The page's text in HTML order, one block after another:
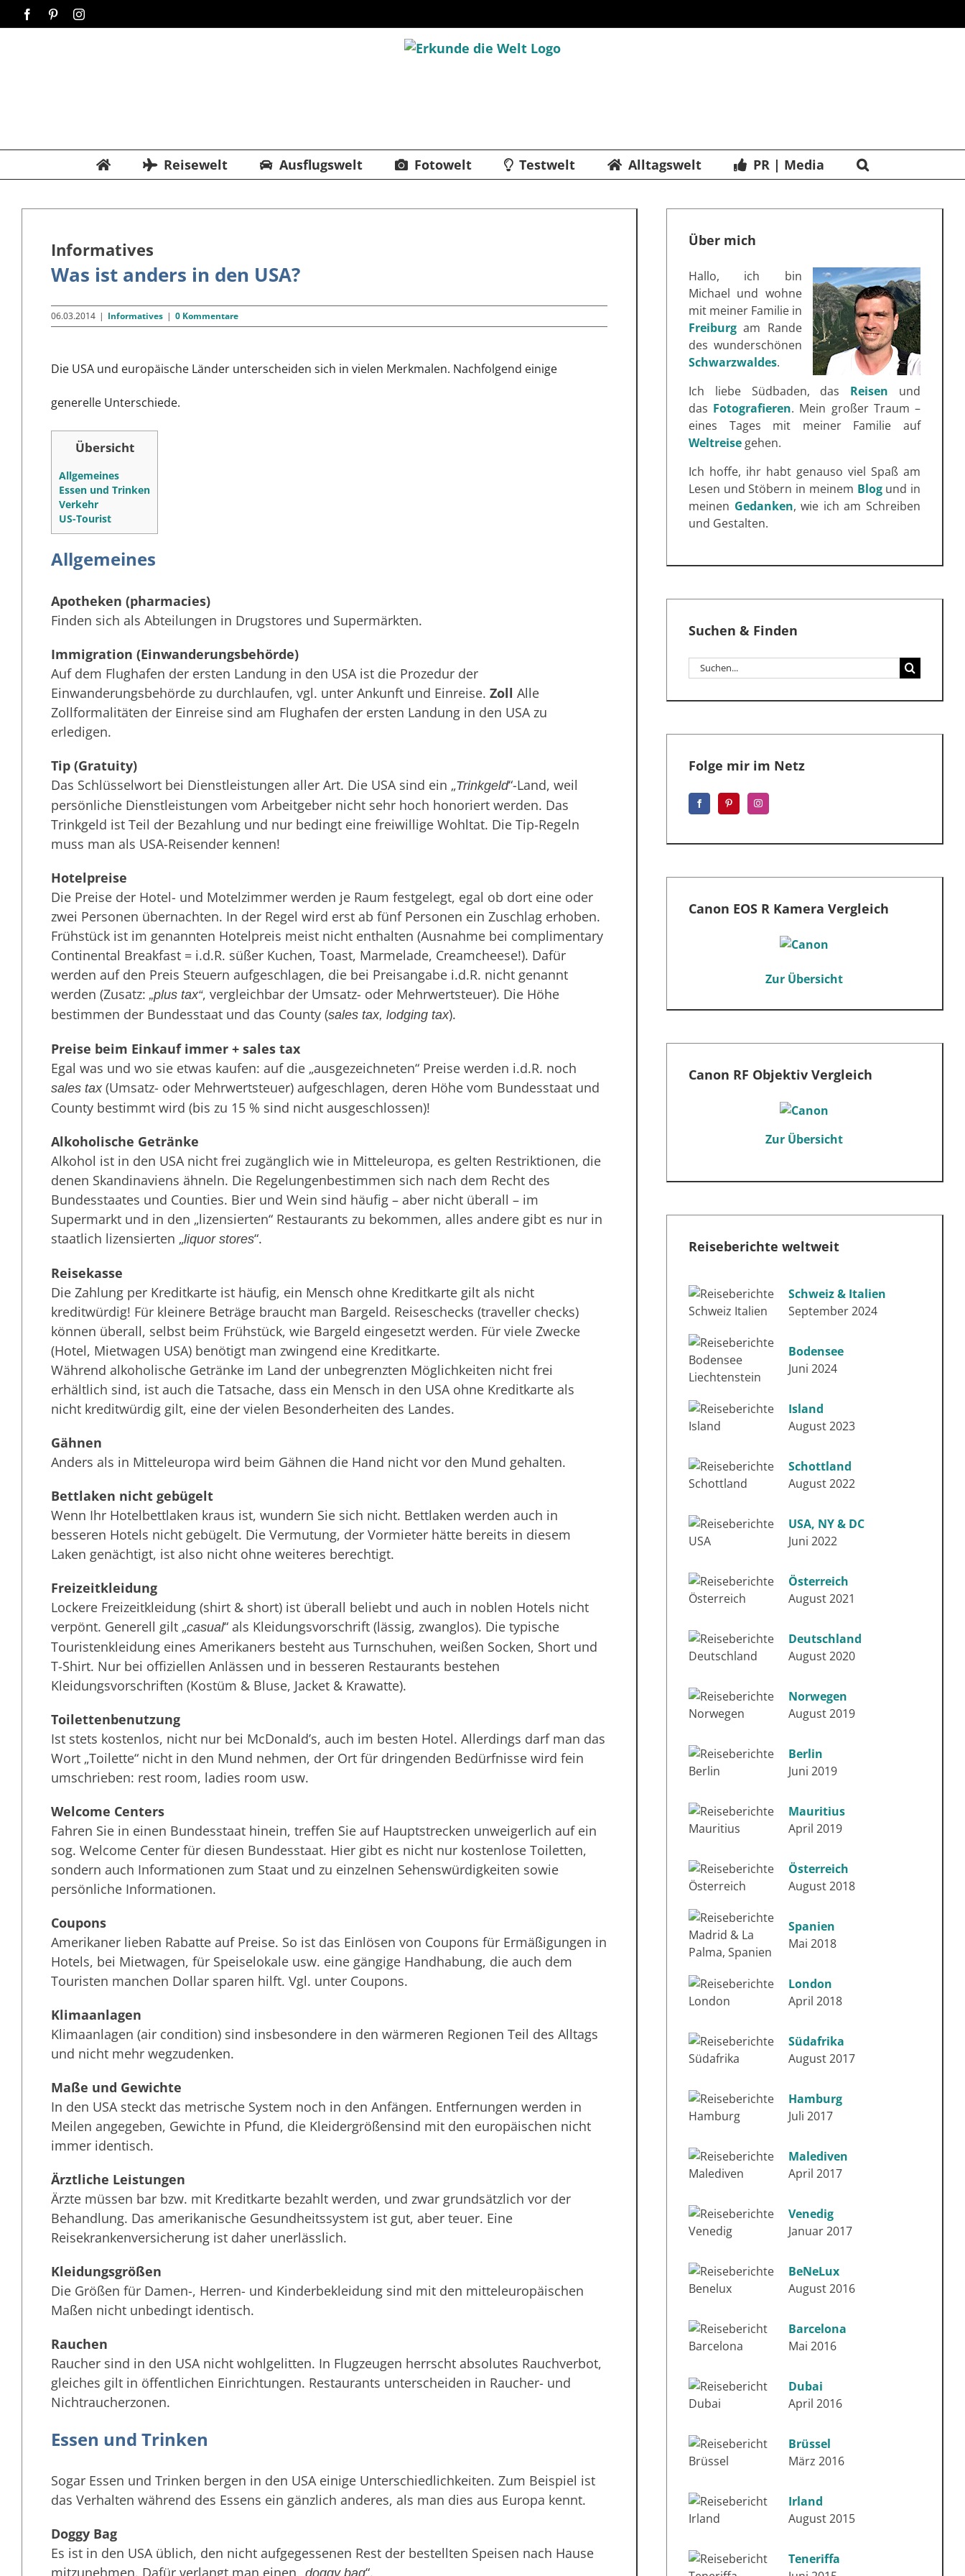
Zum
Inhalt
FacebookPinterestInstagram
Reisewelt Ausflugswelt Fotowelt Testwelt Alltagswelt PR | Media
Informatives
Was ist anders in den USA?
06.03.2014 | Informatives | 0 Kommentare
Die USA und europäische Länder unterscheiden sich in vielen Merkmalen. Nachfolgend einige
generelle Unterschiede.
Übersicht
Allgemeines
Essen und Trinken
Verkehr
US-Tourist
Allgemeines
Apotheken (pharmacies)
Finden sich als Abteilungen in Drugstores und Supermärkten.
Immigration (Einwanderungsbehörde)
Auf dem Flughafen der ersten Landung in den USA ist die Prozedur der
Einwanderungsbehörde zu durchlaufen, vgl. unter Ankunft und Einreise. Zoll Alle
Zollformalitäten der Einreise sind am Flughafen der ersten Landung in den USA zu
erledigen.
Tip (Gratuity)
Das Schlüsselwort bei Dienstleistungen aller Art. Die USA sind ein „Trinkgeld“-Land, weil
persönliche Dienstleistungen vom Arbeitgeber nicht sehr hoch honoriert werden. Das
Trinkgeld ist Teil der Bezahlung und nur bedingt eine freiwillige Wohltat. Die Tip-Regeln
muss man als USA-Reisender kennen!
Hotelpreise
Die Preise der Hotel- und Motelzimmer werden je Raum festgelegt, egal ob dort eine oder
zwei Personen übernachten. In der Regel wird erst ab fünf Personen ein Zuschlag erhoben.
Frühstück ist im genannten Hotelpreis meist nicht enthalten (Ausnahme bei complimentary
Continental Breakfast = i.d.R. süßer Kuchen, Toast, Marmelade, Creamcheese!). Dafür
werden auf den Preis Steuern aufgeschlagen, die bei Preisangabe i.d.R. nicht genannt
werden (Zusatz: „plus tax“, vergleichbar der Umsatz- oder Mehrwertsteuer). Die Höhe
bestimmen der Bundesstaat und das County (sales tax, lodging tax).
Preise beim Einkauf immer + sales tax
Egal was und wo sie etwas kaufen: auf die „ausgezeichneten“ Preise werden i.d.R. noch
sales tax(Umsatz- oder Mehrwertsteuer) aufgeschlagen, deren Höhe vom Bundesstaat und
County bestimmt wird (bis zu 15 % sind nicht ausgeschlossen)!
Alkoholische Getränke
Alkohol ist in den USA nicht frei zugänglich wie in Mitteleuropa, es gelten Restriktionen, die
denen Skandinaviens ähneln. Die Regelungenbestimmen sich nach dem Recht des
Bundesstaates und Counties. Bier und Wein sind häufig – aber nicht überall – im
Supermarkt und in den „lizensierten“ Restaurants zu bekommen, alles andere gibt es nur in
staatlich lizensierten „liquor stores“.
Reisekasse
Die Zahlung per Kreditkarte ist häufig, ein Mensch ohne Kreditkarte gilt als nicht
kreditwürdig! Für kleinere Beträge braucht man Bargeld. Reiseschecks (traveller checks)
können überall, selbst beim Frühstück, wie Bargeld eingesetzt werden. Für viele Zwecke
(Hotel, Mietwagen USA) benötigt man zwingend eine Kreditkarte.
Während alkoholische Getränke im Land der unbegrenzten Möglichkeiten nicht frei
erhältlich sind, ist auch die Tatsache, dass ein Mensch in den USA ohne Kreditkarte als
nicht kreditwürdig gilt, eine der vielen Besonderheiten des Landes.
Gähnen
Anders als in Mitteleuropa wird beim Gähnen die Hand nicht vor den Mund gehalten.
Bettlaken nicht gebügelt
Wenn Ihr Hotelbettlaken kraus ist, wundern Sie sich nicht. Bettlaken werden auch in
besseren Hotels nicht gebügelt. Die Vermutung, der Vormieter hätte bereits in diesem
Laken genächtigt, ist also nicht ohne weiteres berechtigt.
Freizeitkleidung
Lockere Freizeitkleidung (shirt & short) ist überall beliebt und auch in noblen Hotels nicht
verpönt. Generell gilt „casual“ als Kleidungsvorschrift (lässig, zwanglos). Die typische
Touristenkleidung eines Amerikaners besteht aus Turnschuhen, weißen Socken, Short und
T-Shirt. Nur bei offiziellen Anlässen und in besseren Restaurants bestehen
Kleidungsvorschriften (Kostüm & Bluse, Jacket & Krawatte).
Toilettenbenutzung
Ist stets kostenlos, nicht nur bei McDonald’s, auch im besten Hotel. Allerdings darf man das
Wort „Toilette“ nicht in den Mund nehmen, der Ort für dringenden Bedürfnisse wird fein
umschrieben: rest room, ladies room usw.
Welcome Centers
Fahren Sie in einen Bundesstaat hinein, treffen Sie auf Hauptstrecken unweigerlich auf ein
sog. Welcome Center für diesen Bundesstaat. Hier gibt es nicht nur kostenlose Toiletten,
sondern auch Informationen zum Staat und zu einzelnen Sehenswürdigkeiten sowie
persönliche Informationen.
Coupons
Amerikaner lieben Rabatte auf Preise. So ist das Einlösen von Coupons für Ermäßigungen in
Hotels, bei Mietwagen, für Speiselokale usw. eine gängige Handhabung, die auch dem
Touristen manchen Dollar sparen hilft. Vgl. unter Coupons.
Klimaanlagen
Klimaanlagen (air condition) sind insbesondere in den wärmeren Regionen Teil des Alltags
und nicht mehr wegzudenken.
Maße und Gewichte
In den USA steckt das metrische System noch in den Anfängen. Entfernungen werden in
Meilen angegeben, Gewichte in Pfund, die Kleidergrößensind mit den europäischen nicht
immer identisch.
Ärztliche Leistungen
Ärzte müssen bar bzw. mit Kreditkarte bezahlt werden, und zwar grundsätzlich vor der
Behandlung. Das amerikanische Gesundheitssystem ist gut, aber teuer. Eine
Reisekrankenversicherung ist daher unerlässlich.
Kleidungsgrößen
Die Größen für Damen-, Herren- und Kinderbekleidung sind mit den mitteleuropäischen
Maßen nicht unbedingt identisch.
Rauchen
Raucher sind in den USA nicht wohlgelitten. In Flugzeugen herrscht absolutes Rauchverbot,
gleiches gilt in öffentlichen Einrichtungen. Restaurants unterscheiden in Raucher- und
Nichtraucherzonen.
Essen und Trinken
Sogar Essen und Trinken bergen in den USA einige Unterschiedlichkeiten. Zum Beispiel ist
das Verhalten während des Essens ein gänzlich anderes, als man dies aus Europa kennt.
Doggy Bag
Es ist in den USA üblich, den nicht aufgegessenen Rest der bestellten Speisen nach Hause
Über mich
Hallo, ich bin
Michael und wohne
mit meiner Familie in
Freiburgam Rande
des wunderschönen
Schwarzwaldes.
Ich liebe Südbaden, das Reisen und
das Fotografieren. Mein großer Traum –
eines Tages mit meiner Familie auf
Weltreisegehen.
Ich hoffe, ihr habt genauso viel Spaß am
Lesen und Stöbern in meinem Blog und in
meinen Gedanken, wie ich am Schreiben
und Gestalten.
Suchen & Finden
Suche
nach:
Folge mir im Netz
Canon EOS R Kamera Vergleich
Zur Übersicht
Canon RF Objektiv Vergleich
Zur Übersicht
Reiseberichte weltweit
Schweiz & Italien
September 2024
Bodensee
Juni 2024
Island
August 2023
Schottland
August 2022
USA, NY & DC
Juni 2022
Österreich
August 2021
Deutschland
August 2020
Norwegen
August 2019
Berlin
Juni 2019
Mauritius
April 2019
Österreich
August 2018
Spanien
Mai 2018
London
April 2018
Südafrika
August 2017
Hamburg
Juli 2017
Malediven
April 2017
Venedig
Januar 2017
BeNeLux
August 2016
Barcelona
Mai 2016
Dubai
April 2016
Brüssel
März 2016
Irland
August 2015
Teneriffa